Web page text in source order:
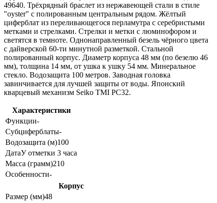
49640. Трёхрядный браслет из нержавеющей стали в стиле
"oyster" с полированным центральным рядом. Жёлтый
циферблат из переливающегося перламутра с серебристыми
метками и стрелками. Стрелки и метки с люминофором и
светятся в темноте. Однонаправленный безель чёрного цвета
с дайверской 60-ти минутной разметкой. Стальной
полированный корпус. Диаметр корпуса 48 мм (по безелю 46
мм), толщина 14 мм, от ушка к ушку 54 мм. Минеральное
стекло. Водозащита 100 метров. Заводная головка
завинчивается для лучшей защиты от воды. Японский
кварцевый механизм Seiko TMI PC32.
Характеристики
Функции-
Субциферблаты-
Водозащита (м)100
ДатаУ отметки 3 часа
Масса (грамм)210
Особенности-
Корпус
Размер (мм)48